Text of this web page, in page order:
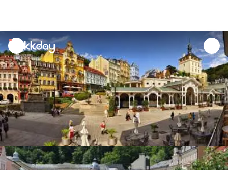
unread
notifications